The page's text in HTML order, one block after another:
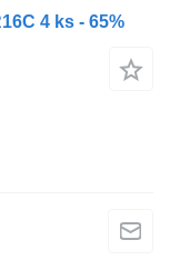
4 ks - 65%